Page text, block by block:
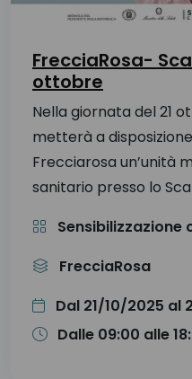
FrecciaRosa-
ottobre
Nella giornata del 21
metterà a
Frecciarosa un’unità
sanitario presso lo
FrecciaRosa
Dal 21/10/2025 al
Dalle 09:00 alle